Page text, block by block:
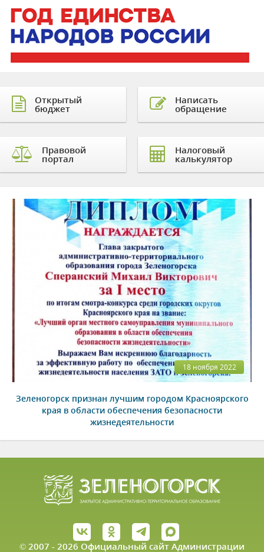
Открытый
бюджет
Правовой
портал
Написать
обращение
Налоговый
калькулятор
18 ноября 2022
Зеленогорск признан лучшим городом Красноярского
края в области обеспечения безопасности
жизнедеятельности
© 2007 - 2026 Официальный сайт Администрации